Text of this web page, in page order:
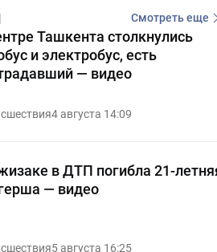
Смотреть еще
Ташкента столкнулись
и электробус, есть
— видео
4 августа 14:09
в ДТП погибла 21-
— видео
5 августа 16:25